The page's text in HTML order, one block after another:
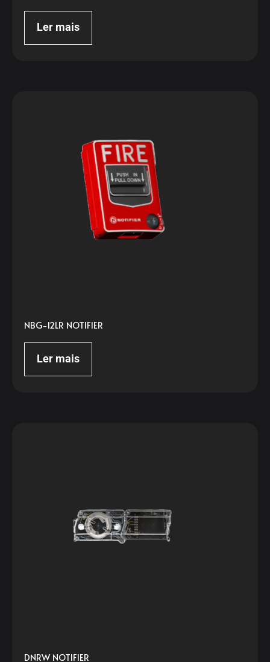
Ler mais
NBG-12LR NOTIFIER
Ler mais
DNRW NOTIFIER